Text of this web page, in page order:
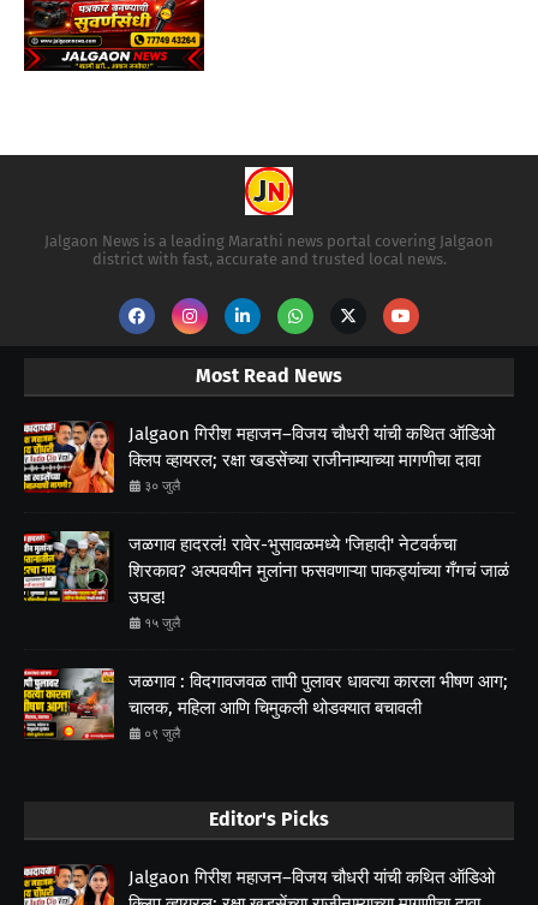
Jalgaon News is a leading Marathi news portal covering Jalgaon
district with fast, accurate and trusted local news.
Most Read News
Jalgaon गिरीश महाजन–विजय चौधरी यांची कथित ऑडिओ
क्लिप व्हायरल; रक्षा खडसेंच्या राजीनाम्याच्या मागणीचा दावा
३० जुलै
जळगाव हादरलं! रावेर-भुसावळमध्ये 'जिहादी' नेटवर्कचा
शिरकाव? अल्पवयीन मुलांना फसवणाऱ्या पाकड्यांच्या गँगचं जाळं
उघड!
१५ जुलै
जळगाव : विदगावजवळ तापी पुलावर धावत्या कारला भीषण आग;
चालक, महिला आणि चिमुकली थोडक्यात बचावली
०९ जुलै
Editor's Picks
Jalgaon गिरीश महाजन–विजय चौधरी यांची कथित ऑडिओ